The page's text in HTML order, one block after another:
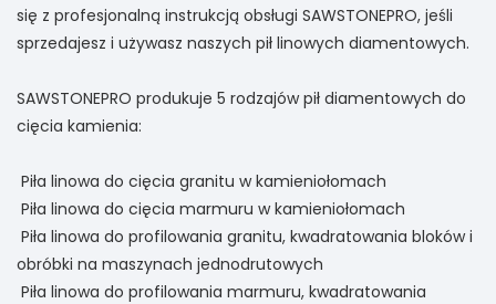
się z profesjonalną instrukcją obsługi SAWSTONEPRO, jeśli
sprzedajesz i używasz naszych pił linowych diamentowych.
SAWSTONEPRO produkuje 5 rodzajów pił diamentowych do
cięcia kamienia:
Piła linowa do cięcia granitu w kamieniołomach
Piła linowa do cięcia marmuru w kamieniołomach
Piła linowa do profilowania granitu, kwadratowania bloków i
obróbki na maszynach jednodrutowych
Piła linowa do profilowania marmuru, kwadratowania